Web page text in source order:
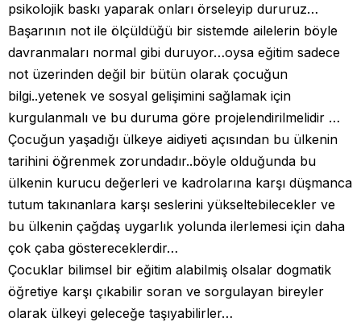
psikolojik baskı yaparak onları örseleyip dururuz…
Başarının not ile ölçüldüğü bir sistemde ailelerin böyle
davranmaları normal gibi duruyor…oysa eğitim sadece
not üzerinden değil bir bütün olarak çocuğun
bilgi..yetenek ve sosyal gelişimini sağlamak için
kurgulanmalı ve bu duruma göre projelendirilmelidir …
Çocuğun yaşadığı ülkeye aidiyeti açısından bu ülkenin
tarihini öğrenmek zorundadır..böyle olduğunda bu
ülkenin kurucu değerleri ve kadrolarına karşı düşmanca
tutum takınanlara karşı seslerini yükseltebilecekler ve
bu ülkenin çağdaş uygarlık yolunda ilerlemesi için daha
çok çaba göstereceklerdir…
Çocuklar bilimsel bir eğitim alabilmiş olsalar dogmatik
öğretiye karşı çıkabilir soran ve sorgulayan bireyler
olarak ülkeyi geleceğe taşıyabilirler…